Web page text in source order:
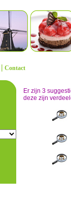
| Contact
Er zijn 3
deze zijn